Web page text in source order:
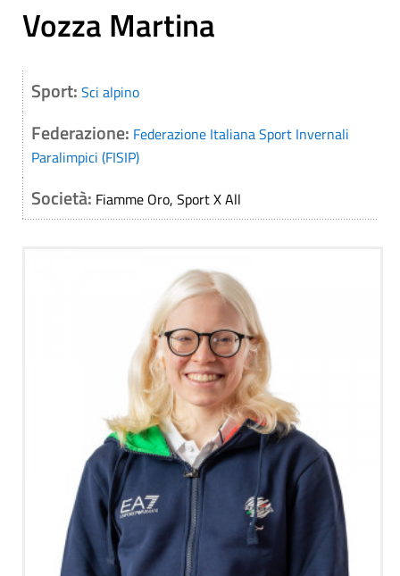
Vozza Martina
Sport: Sci alpino
Federazione: Federazione Italiana Sport Invernali
Paralimpici (FISIP)
Società: Fiamme Oro, Sport X All